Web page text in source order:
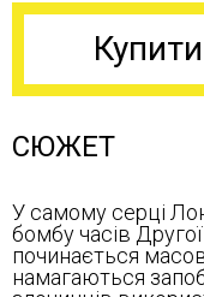
СЮЖЕТ
У самому серці
бомбу часів
починається
намагаються